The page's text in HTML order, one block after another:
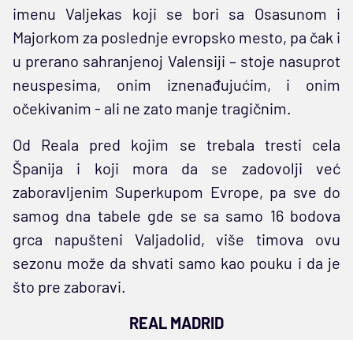
imenu Valjekas koji se bori sa Osasunom i
Majorkom za poslednje evropsko mesto, pa čak i
u prerano sahranjenoj Valensiji – stoje nasuprot
neuspesima, onim iznenađujućim, i onim
očekivanim - ali ne zato manje tragičnim.
Od Reala pred kojim se trebala tresti cela
Španija i koji mora da se zadovolji već
zaboravljenim Superkupom Evrope, pa sve do
samog dna tabele gde se sa samo 16 bodova
grca napušteni Valjadolid, više timova ovu
sezonu može da shvati samo kao pouku i da je
što pre zaboravi.
REAL MADRID